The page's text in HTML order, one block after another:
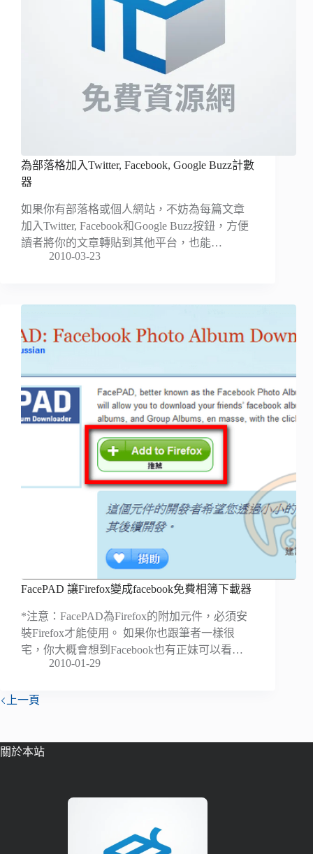
為部落格加入Twitter, Facebook, Google Buzz計數
器
如果你有部落格或個人網站，不妨為每篇文章
加入Twitter, Facebook和Google Buzz按鈕，方便
讀者將你的文章轉貼到其他平台，也能…
2010-03-23
FacePAD 讓Firefox變成facebook免費相簿下載器
*注意：FacePAD為Firefox的附加元件，必須安
裝Firefox才能使用。 如果你也跟筆者一樣很
宅，你大概會想到Facebook也有正妹可以看…
2010-01-29
上一頁
關於本站